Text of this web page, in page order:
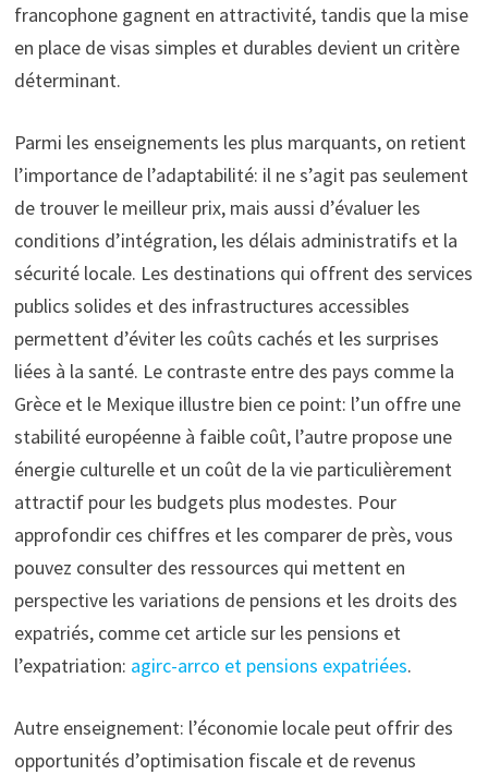
francophone gagnent en attractivité, tandis que la mise
en place de visas simples et durables devient un critère
déterminant.
Parmi les enseignements les plus marquants, on retient
l’importance de l’adaptabilité: il ne s’agit pas seulement
de trouver le meilleur prix, mais aussi d’évaluer les
conditions d’intégration, les délais administratifs et la
sécurité locale. Les destinations qui offrent des services
publics solides et des infrastructures accessibles
permettent d’éviter les coûts cachés et les surprises
liées à la santé. Le contraste entre des pays comme la
Grèce et le Mexique illustre bien ce point: l’un offre une
stabilité européenne à faible coût, l’autre propose une
énergie culturelle et un coût de la vie particulièrement
attractif pour les budgets plus modestes. Pour
approfondir ces chiffres et les comparer de près, vous
pouvez consulter des ressources qui mettent en
perspective les variations de pensions et les droits des
expatriés, comme cet article sur les pensions et
l’expatriation: agirc-arrco et pensions expatriées.
Autre enseignement: l’économie locale peut offrir des
opportunités d’optimisation fiscale et de revenus